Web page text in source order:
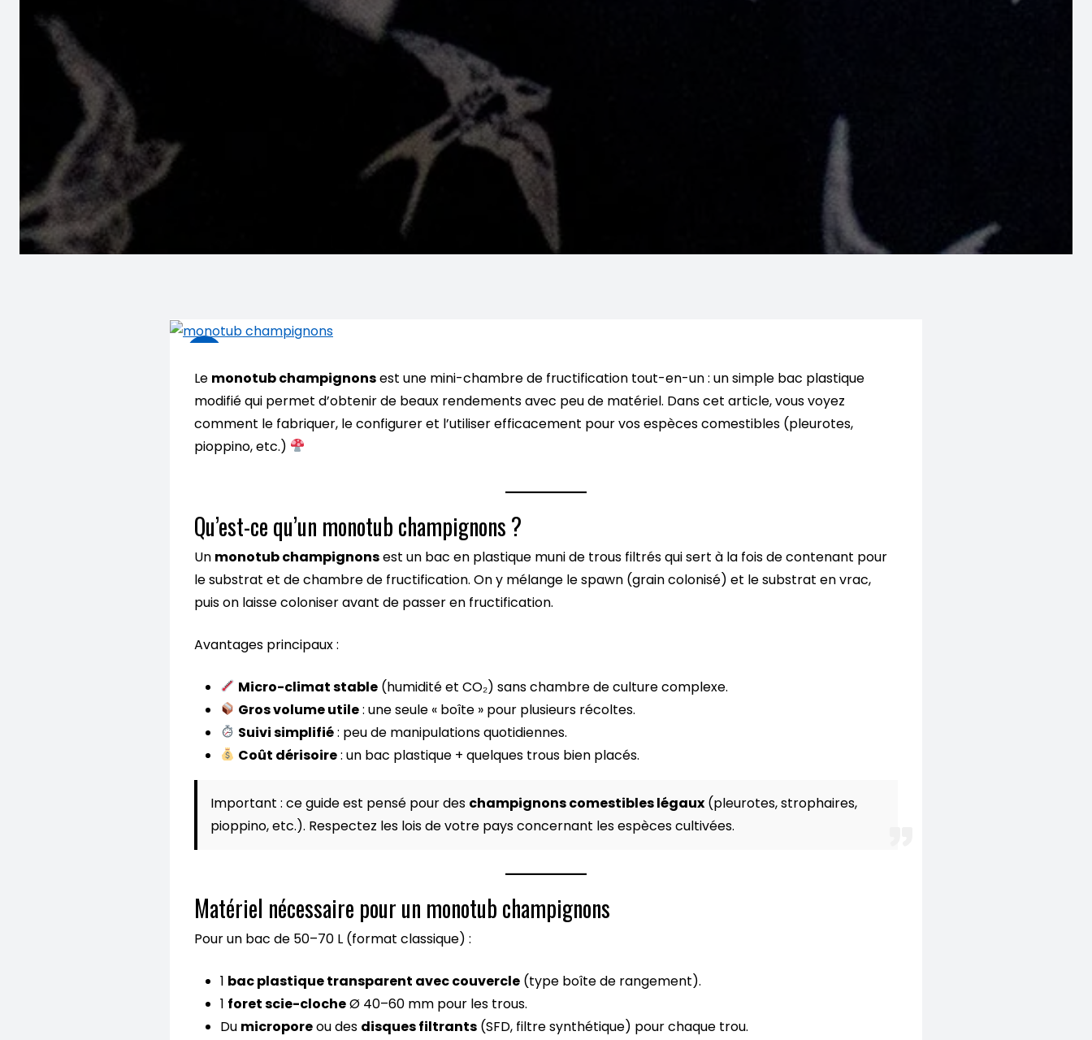
Le monotub champignonsest une mini-chambre de fructification tout-en-un : un simple bac plastique
modifié qui permet d’obtenir de beaux rendements avec peu de matériel. Dans cet article, vous voyez
comment le fabriquer, le configurer et l’utiliser efficacement pour vos espèces comestibles (pleurotes,
pioppino, etc.)
Qu’est-ce qu’un monotub champignons ?
Un monotub champignonsest un bac en plastique muni de trous filtrés qui sert à la fois de contenant pour
le substrat et de chambre de fructification. On y mélange le spawn (grain colonisé) et le substrat en vrac,
puis on laisse coloniser avant de passer en fructification.
Avantages principaux :
Micro-climat stable (humidité et CO₂) sans chambre de culture complexe.
Gros volume utile: une seule « boîte » pour plusieurs récoltes.
Suivi simplifié: peu de manipulations quotidiennes.
Coût dérisoire: un bac plastique + quelques trous bien placés.
Important : ce guide est pensé pour des champignons comestibles légaux (pleurotes, strophaires,
pioppino, etc.). Respectez les lois de votre pays concernant les espèces cultivées.
Matériel nécessaire pour un monotub champignons
Pour un bac de 50–70 L (format classique) :
1 bac plastique transparent avec couvercle (type boîte de rangement).
1 foret scie-clocheØ 40–60 mm pour les trous.
Du microporeou des disques filtrants (SFD, filtre synthétique) pour chaque trou.